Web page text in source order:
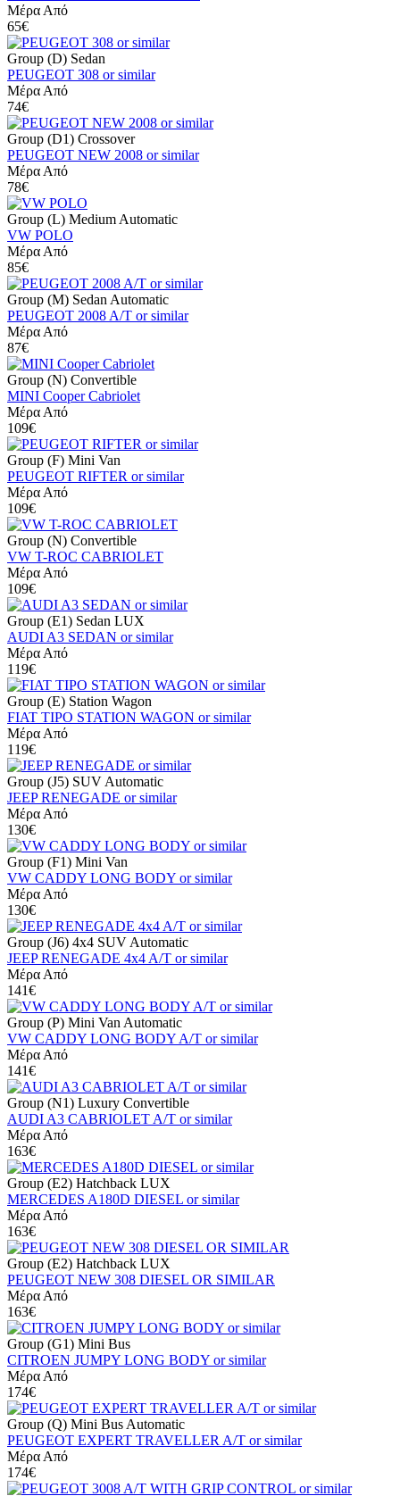
Μέρα Από
65€
Group (D) Sedan
PEUGEOT 308 or similar
Μέρα Από
74€
Group (D1) Crossover
PEUGEOT NEW 2008 or similar
Μέρα Από
78€
Group (L) Medium Automatic
VW POLO
Μέρα Από
85€
Group (M) Sedan Automatic
PEUGEOT 2008 A/T or similar
Μέρα Από
87€
Group (N) Convertible
MINI Cooper Cabriolet
Μέρα Από
109€
Group (F) Mini Van
PEUGEOT RIFTER or similar
Μέρα Από
109€
Group (N) Convertible
VW T-ROC CABRIOLET
Μέρα Από
109€
Group (E1) Sedan LUX
AUDI A3 SEDAN or similar
Μέρα Από
119€
Group (E) Station Wagon
FIAT TIPO STATION WAGON or similar
Μέρα Από
119€
Group (J5) SUV Automatic
JEEP RENEGADE or similar
Μέρα Από
130€
Group (F1) Mini Van
VW CADDY LONG BODY or similar
Μέρα Από
130€
Group (J6) 4x4 SUV Automatic
JEEP RENEGADE 4x4 A/T or similar
Μέρα Από
141€
Group (P) Mini Van Automatic
VW CADDY LONG BODY A/T or similar
Μέρα Από
141€
Group (N1) Luxury Convertible
AUDI A3 CABRIOLET A/T or similar
Μέρα Από
163€
Group (E2) Hatchback LUX
MERCEDES A180D DIESEL or similar
Μέρα Από
163€
Group (E2) Hatchback LUX
PEUGEOT NEW 308 DIESEL OR SIMILAR
Μέρα Από
163€
Group (G1) Mini Bus
CITROEN JUMPY LONG BODY or similar
Μέρα Από
174€
Group (Q) Mini Bus Automatic
PEUGEOT EXPERT TRAVELLER A/T or similar
Μέρα Από
174€